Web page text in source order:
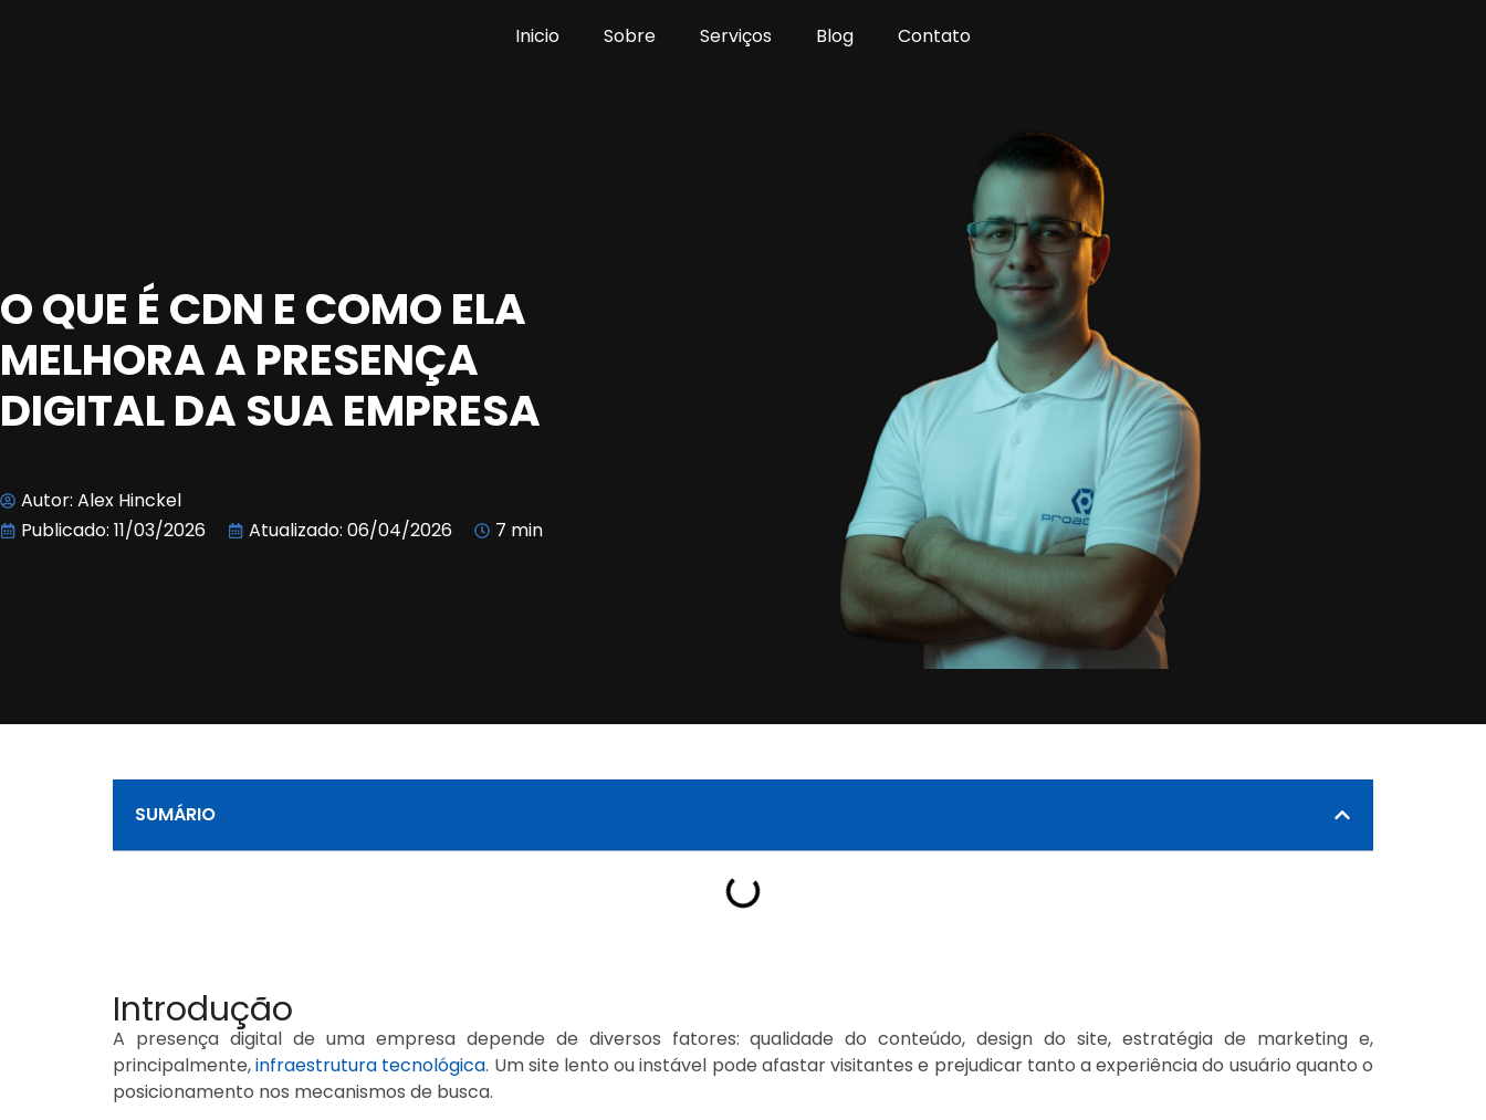
Inicio Sobre Serviços Blog Contato
O QUE É CDN E COMO ELA
MELHORA A PRESENÇA
DIGITAL DA SUA EMPRESA
Autor: Alex Hinckel
Publicado: 11/03/2026 Atualizado: 06/04/2026 7 min
SUMÁRIO
Introdução
A presença digital de uma empresa depende de diversos fatores: qualidade do conteúdo, design do site, estratégia de marketing e,
principalmente,infraestrutura tecnológica. Um site lento ou instável pode afastar visitantes e prejudicar tanto a experiência do usuário quanto o
posicionamento nos mecanismos de busca.